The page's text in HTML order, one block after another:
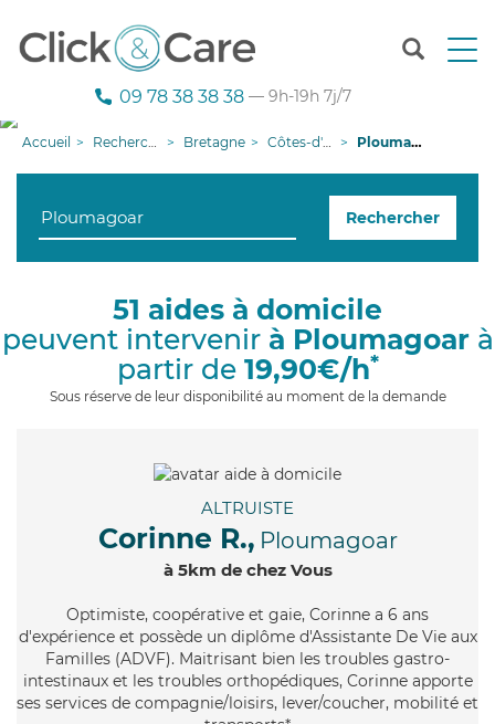
T
n
g
i
09 78 38 38 38 — 9h-19h 7j/7
Accueil Recherche aide à domicile Bretagne Côtes-d'armor Ploumagoar
Rechercher
51 aides à domicile
peuvent intervenir à Ploumagoarà
partir de 19,90€/h*
Sous réserve de leur disponibilité au moment de la demande
ALTRUISTE
Corinne R., Ploumagoar
à 5km de chez Vous
Optimiste, coopérative et gaie, Corinne a 6 ans
d'expérience et possède un diplôme d'Assistante De Vie aux
Familles (ADVF). Maitrisant bien les troubles gastro-
intestinaux et les troubles orthopédiques, Corinne apporte
ses services de compagnie/loisirs, lever/coucher, mobilité et